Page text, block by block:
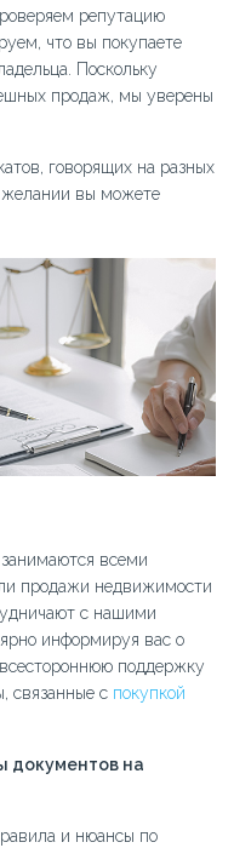
репутацию
что вы покупаете
Поскольку
продаж, мы уверены
говорящих на разных
желании вы можете
всеми
продажи недвижимости
с нашими
информируя вас о
поддержку
связанные с покупкой
документов на
и нюансы по